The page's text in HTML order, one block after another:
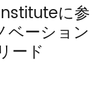
に参
ベーション
ード